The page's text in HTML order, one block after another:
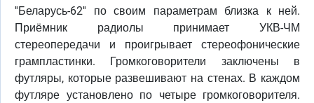
''Беларусь-62'' по своим параметрам близка к ней.
Приёмник радиолы принимает УКВ-ЧМ
стереопередачи и проигрывает стереофонические
грампластинки. Громкоговорители заключены в
футляры, которые развешивают на стенах. В каждом
футляре установлено по четыре громкоговорителя.